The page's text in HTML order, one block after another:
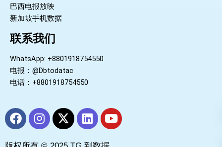
巴西电报放映
新加坡手机数据
联系我们
WhatsApp: +8801918754550
电报：@Dbtodatac
电话：+8801918754550
F
a
I
n
X
-
L
i
Y
o